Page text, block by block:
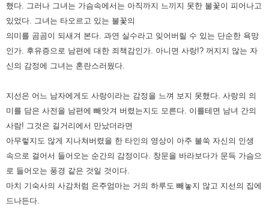
했다. 그러나 그녀는 가슴속에서는 아직까지 느끼지 못한 불꽃이 피어나고
있었다. 그녀는 타오르고 있는 불꽃의
의미를 곰곰이 되새겨 본다. 과연 실수라고 잊어버릴 수 있는 단순한 욕망
인가. 후유증으로 남편에 대한 죄책감인가. 아니면 사랑!? 꺼지지 않는 자
신의 감정에 그녀는 혼란스러웠다.
지선은 어느 남자에게도 사랑이라는 감정을 느껴 보지 못했다. 사랑의 의
미를 담은 사전을 남편에 빼앗겨 버렸는지도 모른다. 이를테면 남녀 간의
사람! 그것은 길거리에서 만났더라면
아무렇지도 않게 지나쳐버렸을 한 타인의 영상이 아주 불쑥 자신의 인생
속으로 걸어서 들어오는 순간의 감정이다. 창문을 바라보다가 문득 가슴으
로 들어오는 풍경 같은 것일 것이다.
마치 기숙사의 사감처럼 은주엄마는 거의 하루도 빼놓지 않고 지선의 집에
드나든다.